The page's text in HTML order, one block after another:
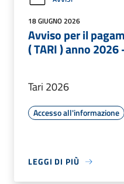
18 GIUGNO 2026
Avviso per il
( TARI ) anno
Tari 2026
Accesso all'informazione
LEGGI DI PIÙ